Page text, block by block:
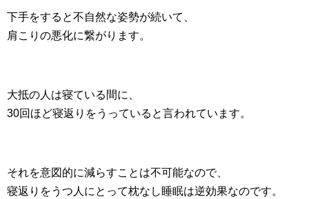
下手をすると不自然な姿勢が続いて、
肩こりの悪化に繋がります。
大抵の人は寝ている間に、
30回ほど寝返りをうっていると言われています。
それを意図的に減らすことは不可能なので、
寝返りをうつ人にとって枕なし睡眠は逆効果なのです。